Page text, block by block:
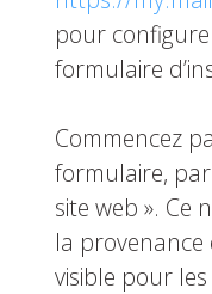
pour
formulaire
Commencez
formulaire,
site web ». Ce
la provenance
visible pour